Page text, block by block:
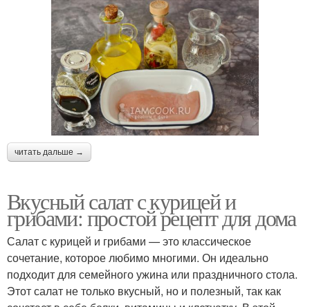
читать дальше →
Вкусный салат с курицей и
грибами: простой рецепт для дома
Салат с курицей и грибами — это классическое
сочетание, которое любимо многими. Он идеально
подходит для семейного ужина или праздничного стола.
Этот салат не только вкусный, но и полезный, так как